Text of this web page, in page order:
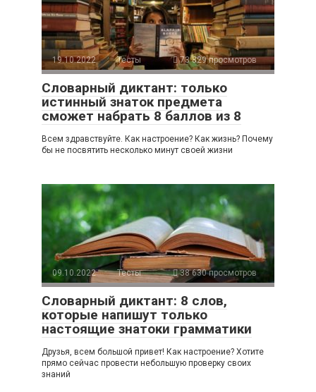
19.10.2022 Тесты 73 829 просмотров
Словарный диктант: только
истинный знаток предмета
сможет набрать 8 баллов из 8
Всем здравствуйте. Как настроение? Как жизнь? Почему
бы не посвятить несколько минут своей жизни
09.10.2022 Тесты 38 630 просмотров
Словарный диктант: 8 слов,
которые напишут только
настоящие знатоки грамматики
Друзья, всем большой привет! Как настроение? Хотите
прямо сейчас провести небольшую проверку своих
знаний